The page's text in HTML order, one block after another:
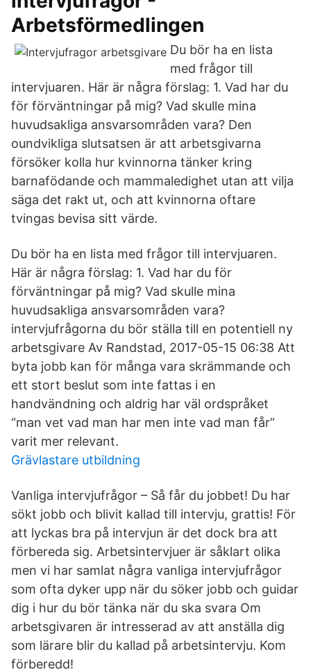
Arbetsförmedlingen
Du bör ha en lista
med frågor till
intervjuaren. Här är några förslag: 1. Vad har du
för förväntningar på mig? Vad skulle mina
huvudsakliga ansvarsområden vara? Den
oundvikliga slutsatsen är att arbetsgivarna
försöker kolla hur kvinnorna tänker kring
barnafödande och mammaledighet utan att vilja
säga det rakt ut, och att kvinnorna oftare
tvingas bevisa sitt värde.
Du bör ha en lista med frågor till intervjuaren.
Här är några förslag: 1. Vad har du för
förväntningar på mig? Vad skulle mina
huvudsakliga ansvarsområden vara?
intervjufrågorna du bör ställa till en potentiell ny
arbetsgivare Av Randstad, 2017-05-15 06:38 Att
byta jobb kan för många vara skrämmande och
ett stort beslut som inte fattas i en
handvändning och aldrig har väl ordspråket
“man vet vad man har men inte vad man får”
varit mer relevant.
Grävlastare utbildning
Vanliga intervjufrågor – Så får du jobbet! Du har
sökt jobb och blivit kallad till intervju, grattis! För
att lyckas bra på intervjun är det dock bra att
förbereda sig. Arbetsintervjuer är såklart olika
men vi har samlat några vanliga intervjufrågor
som ofta dyker upp när du söker jobb och guidar
dig i hur du bör tänka när du ska svara Om
arbetsgivaren är intresserad av att anställa dig
som lärare blir du kallad på arbetsintervju. Kom
förberedd!